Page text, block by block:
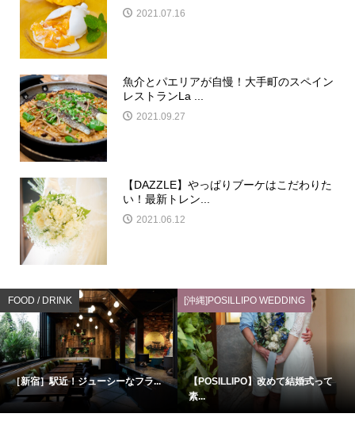
2021.07.16
魚介とパエリアが自慢！大手町のスペイン
レストランLa ...
2021.09.27
【DAZZLE】やっぱりブーケはこだわりた
い！最新トレン...
2021.06.12
FOOD / DRINK
［新宿］駅近！ジューシーなフラ...
[沖縄]POSILLIPO WEDDING
【POSILLIPO】改めて結婚式って
素...